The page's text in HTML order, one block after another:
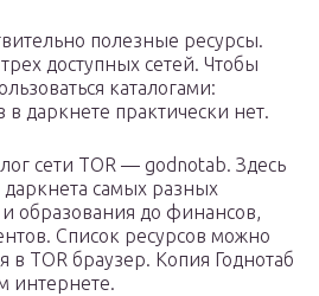
полезные ресурсы.
доступных сетей. Чтобы
каталогами:
в даркнете практически нет.
сети TOR — godnotab. Здесь
даркнета самых разных
образования до финансов,
Список ресурсов можно
в TOR браузер. Копия Годнотаб
интернете.